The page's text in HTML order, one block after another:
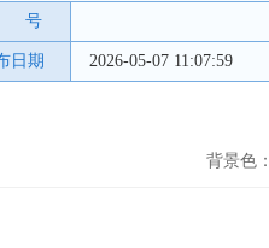
号
日期 2026-05-07 11:07:59
背景色：